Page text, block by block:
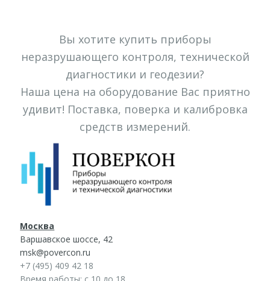
Вы хотите купить приборы
неразрушающего контроля, технической
диагностики и геодезии?
Наша цена на оборудование Вас приятно
удивит! Поставка, поверка и калибровка
средств измерений.
Москва
Варшавское шоссе, 42
msk@povercon.ru
+7 (495) 409 42 18